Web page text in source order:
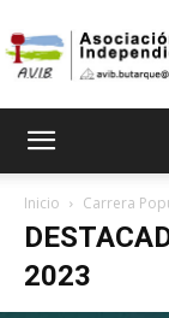
Inicio Carrera
2023